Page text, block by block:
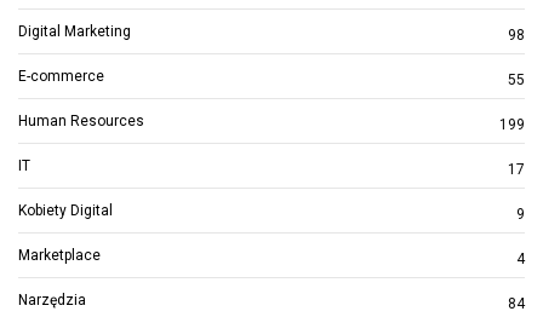
Digital Marketing 98
E-commerce 55
Human Resources 199
IT 17
Kobiety Digital 9
Marketplace 4
Narzędzia 84